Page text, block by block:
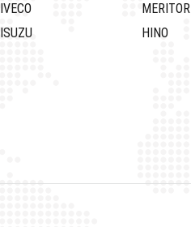
IVECO
MERITOR
ISUZU
HINO